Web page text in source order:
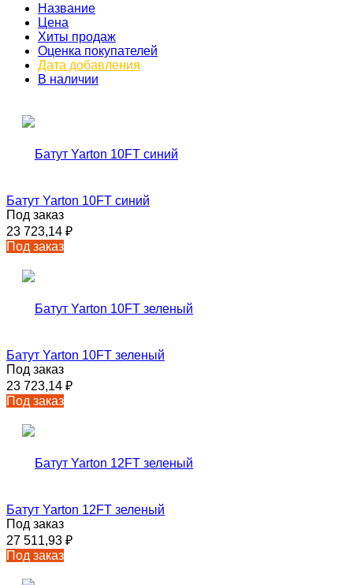
Название
Цена
Хиты продаж
Оценка покупателей
Дата добавления
В наличии
Батут Yarton 10FT синий
Под заказ
23 723,14 ₽
Под заказ
Батут Yarton 10FT зеленый
Под заказ
23 723,14 ₽
Под заказ
Батут Yarton 12FT зеленый
Под заказ
27 511,93 ₽
Под заказ